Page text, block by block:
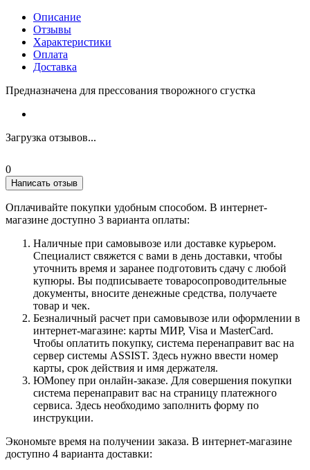
Описание
Отзывы
Характеристики
Оплата
Доставка
Предназначена для прессования творожного сгустка
Загрузка отзывов...
0
Написать отзыв
Оплачивайте покупки удобным способом. В интернет-
магазине доступно 3 варианта оплаты:
Наличные при самовывозе или доставке курьером.
Специалист свяжется с вами в день доставки, чтобы
уточнить время и заранее подготовить сдачу с любой
купюры. Вы подписываете товаросопроводительные
документы, вносите денежные средства, получаете
товар и чек.
Безналичный расчет при самовывозе или оформлении в
интернет-магазине: карты МИР, Visa и MasterCard.
Чтобы оплатить покупку, система перенаправит вас на
сервер системы ASSIST. Здесь нужно ввести номер
карты, срок действия и имя держателя.
ЮMoney при онлайн-заказе. Для совершения покупки
система перенаправит вас на страницу платежного
сервиса. Здесь необходимо заполнить форму по
инструкции.
Экономьте время на получении заказа. В интернет-магазине
доступно 4 варианта доставки: